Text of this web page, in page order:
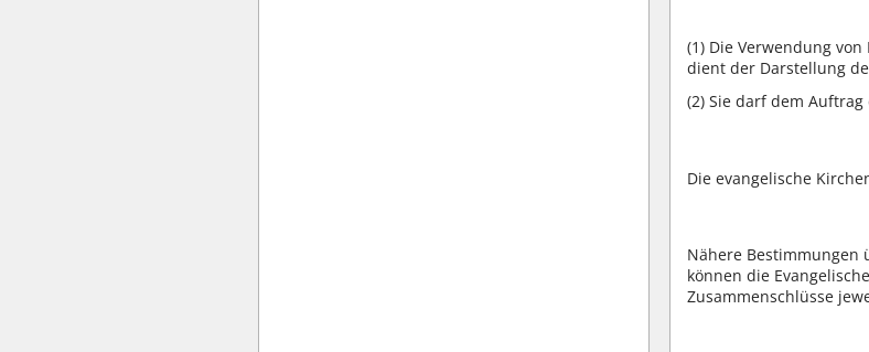
(1) Die Verwendung
dient der Darstellung
(2) Sie darf dem
Die evangelische
Nähere Bestimmungen
können die
Zusammenschlüsse